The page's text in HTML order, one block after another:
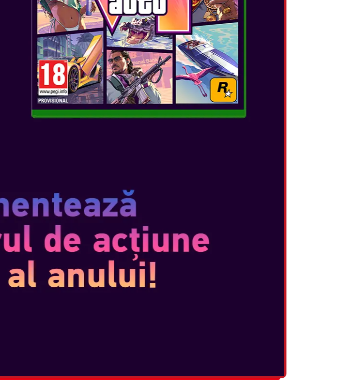
vedea cine poate obține cel mai mare scor în jocuri precum Lane Change. Cu
cât scorul este mai bun, cu atât mai repede vei atinge obiectivul. Koopathlon
este doar unul dintre multele moduri de joc suplimentare, așa că există ceva
distractiv pentru toți jucătorii!
*Mini-jocurile de detectare a mișcării necesită un controler Joy-Con și nu sunt
disponibile când se joacă online. Minijocurile cu senzor de mișcare nu sunt
compatibile cu Nintendo Switch Lite sau Nintendo Switch Pro Controller, dar
jocurile controlate cu cheie pot fi jucate pe aceste console și cu aceste
accesorii.